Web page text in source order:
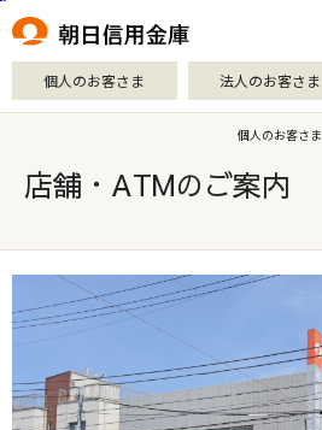
個人のお客さま 法人のお客さま
個人のお客さま
店舗・ATMのご案内